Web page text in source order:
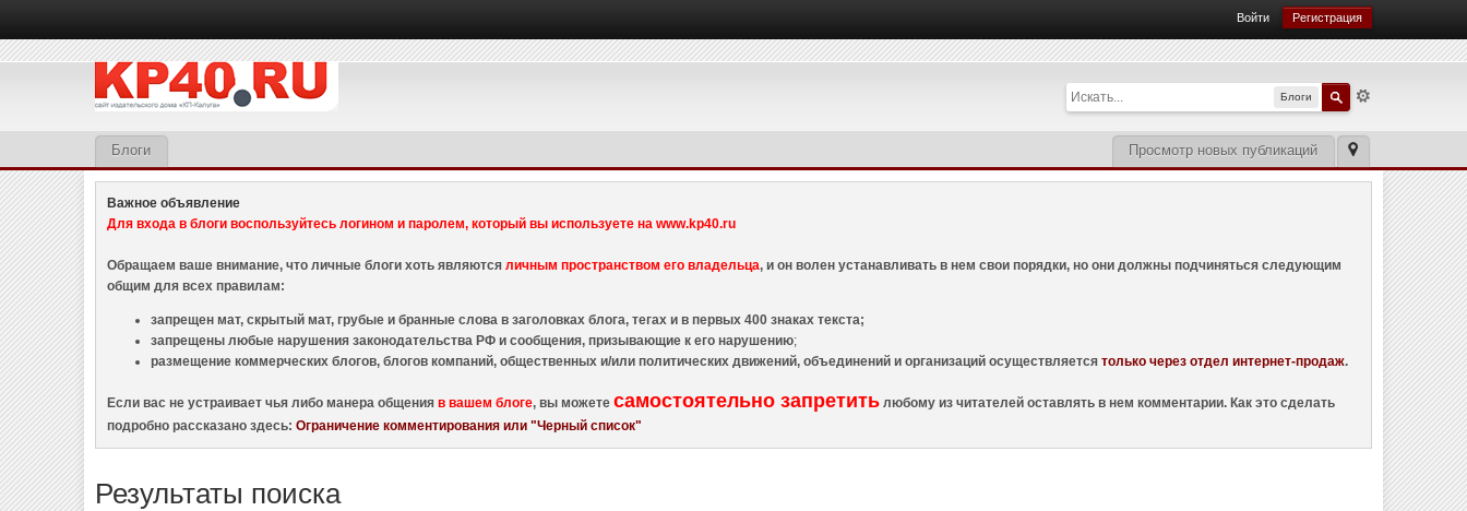
Войти Регистрация
Блоги
Просмотр новых публикаций
Блоги
Важное объявление
Для входа в блоги воспользуйтесь логином и паролем, который вы используете на www.kp40.ru
Обращаем ваше внимание, что личные блоги хоть являютсяличным пространством его владельца, и он волен устанавливать в нем свои порядки, но они должны подчиняться следующим
общим для всех правилам:
запрещен мат, скрытый мат, грубые и бранные слова в заголовках блога, тегах и в первых 400 знаках текста;
запрещены любые нарушения законодательства РФ и сообщения, призывающие к его нарушению;
размещение коммерческих блогов, блогов компаний, общественных и/или политических движений, объединений и организаций осуществляетсятолько через отдел интернет-продаж.
Если вас не устраивает чья либо манера общенияв вашем блоге, вы можетесамостоятельно запретить любому из читателей оставлять в нем комментарии. Как это сделать
подробно рассказано здесь:Ограничение комментирования или "Черный список"
Результаты поиска